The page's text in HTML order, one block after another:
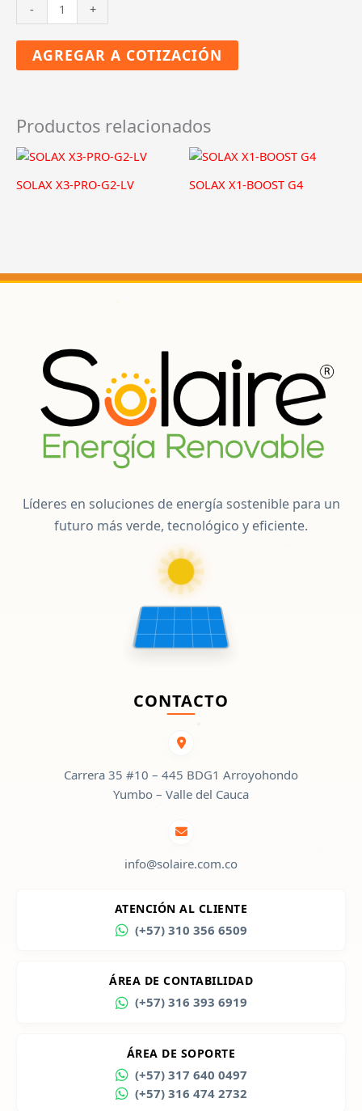
-
X1-
Smart
+
AGREGAR A COTIZACIÓN
Productos relacionados
SOLAX X3-PRO-G2-LV SOLAX X1-BOOST G4
Líderes en soluciones de energía sostenible para un
futuro más verde, tecnológico y eficiente.
CONTACTO
Carrera 35 #10 – 445 BDG1 Arroyohondo
Yumbo – Valle del Cauca
info@solaire.com.co
ATENCIÓN AL CLIENTE
(+57) 310 356 6509
ÁREA DE CONTABILIDAD
(+57) 316 393 6919
ÁREA DE SOPORTE
(+57) 317 640 0497
(+57) 316 474 2732